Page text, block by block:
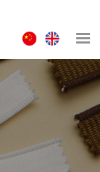
中
文
ENGLISH